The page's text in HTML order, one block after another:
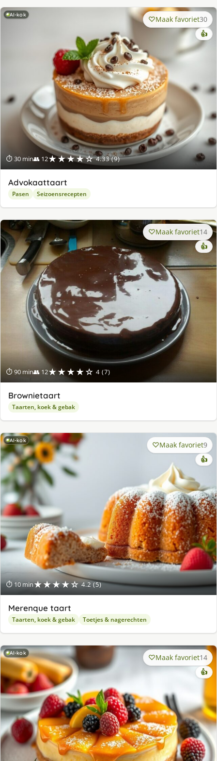
AI-kok
⏱ 30 min👥 12★★★★☆ 4.33 (9)
Maak favoriet30
👍
Advokaattaart
Pasen Seizoensrecepten
⏱ 90 min👥 12★★★★☆ 4 (7)
Maak favoriet14
👍
Brownietaart
Taarten, koek & gebak
AI-kok
⏱ 10 min★★★★☆ 4.2 (5)
Maak favoriet9
👍
Merenque taart
Taarten, koek & gebak Toetjes & nagerechten
AI-kok Maak favoriet14
👍